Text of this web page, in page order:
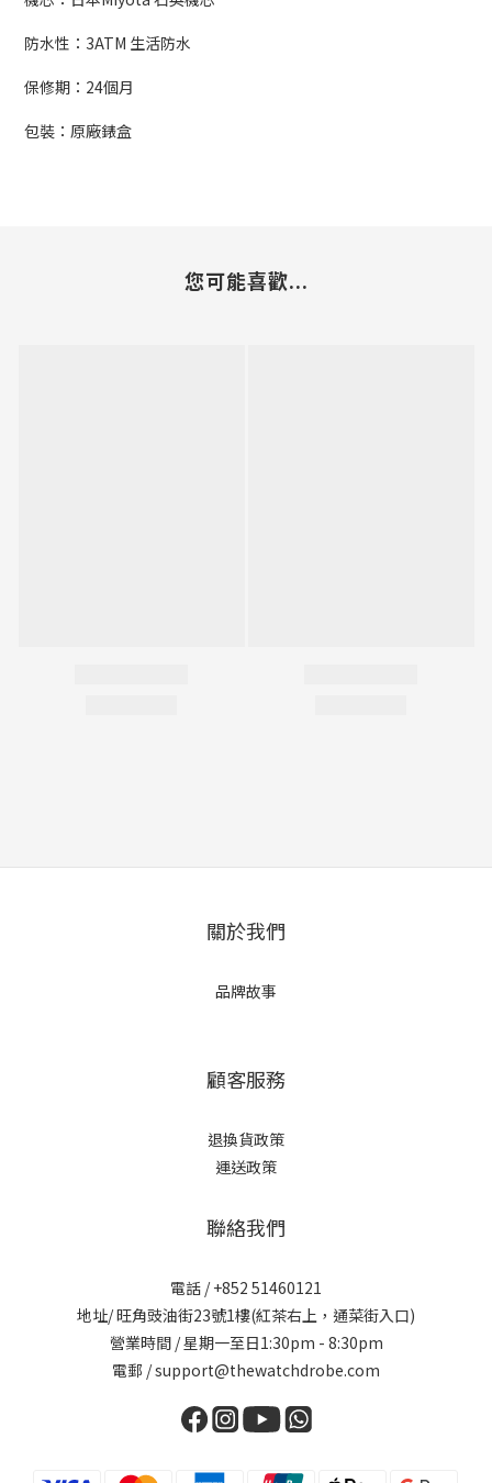
防水性：3ATM 生活防水
保修期：24個月
包裝：原廠錶盒
您可能喜歡...
關於我們
品牌故事
顧客服務
退換貨政策
運送政策
聯絡我們
電話 / +852 51460121
地址/ 旺角豉油街23號1樓(紅茶右上，通菜街入口)
營業時間 / 星期一至日1:30pm - 8:30pm
電郵 / support@thewatchdrobe.com